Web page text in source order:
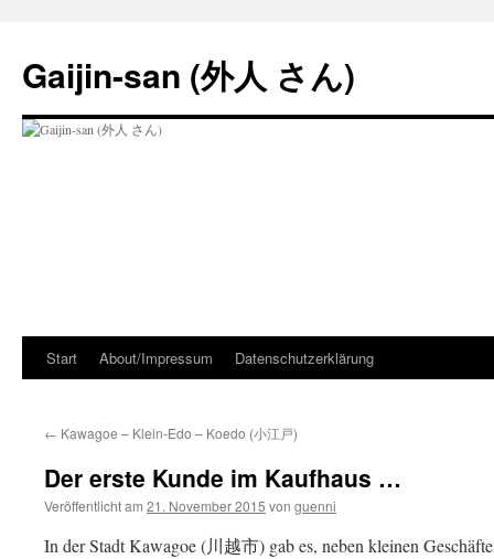
springen
Gaijin-san (外人 さん)
Start About/Impressum Datenschutzerklärung
← Kawagoe – Klein-Edo – Koedo (小江戸)
Der erste Kunde im Kaufhaus …
Veröffentlicht am 21. November 2015 von guenni
In der Stadt Kawagoe (川越市) gab es, neben kleinen